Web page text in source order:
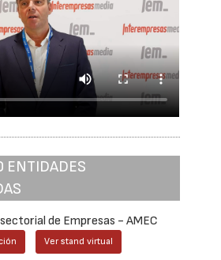
ENTIDADES
de Empresas - AMEC
Ver stand virtual